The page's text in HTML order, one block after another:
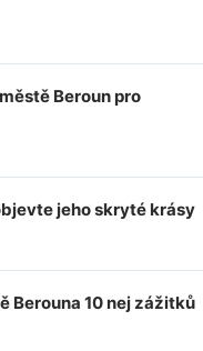
Beroun pro
jeho skryté krásy
Berouna 10 nej zážitků